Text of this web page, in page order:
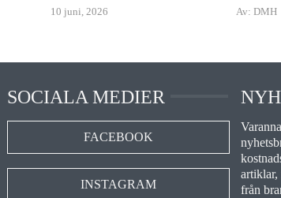
10 juni, 2026
Av: DMH
SOCIALA MEDIER
FACEBOOK
INSTAGRAM
artiklar,
från